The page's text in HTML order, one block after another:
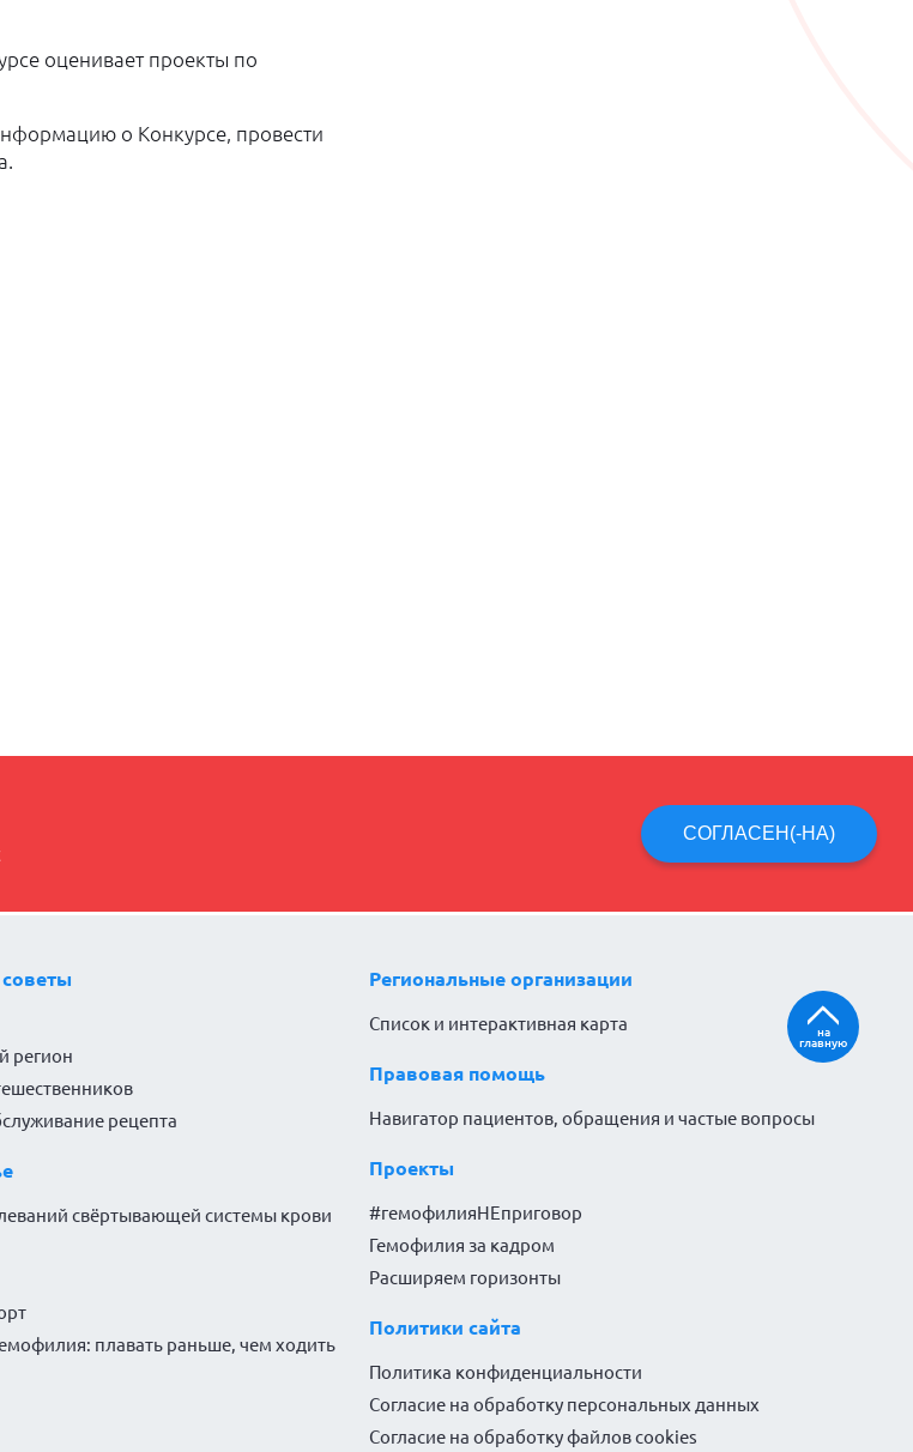
оценивает проекты по
о Конкурсе, провести
СОГЛАСЕН(-НА)
регион
рецепта
свёртывающей системы крови
плавать раньше, чем ходить
Региональные организации
Список и интерактивная карта
Правовая помощь
Навигатор пациентов, обращения и частые вопросы
Проекты
#гемофилияНЕприговор
Гемофилия за кадром
Расширяем горизонты
Политики сайта
Политика конфиденциальности
Согласие на обработку персональных данных
Согласие на обработку файлов cookies
на
главную